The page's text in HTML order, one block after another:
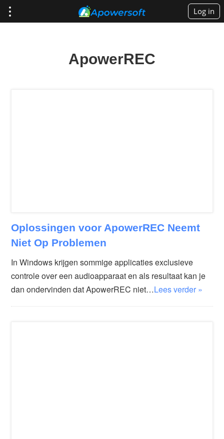
Log in
ApowerREC
Oplossingen voor ApowerREC Neemt
Niet Op Problemen
In Windows krijgen sommige applicaties exclusieve
controle over een audioapparaat en als resultaat kan je
dan ondervinden dat ApowerREC niet…Lees verder »